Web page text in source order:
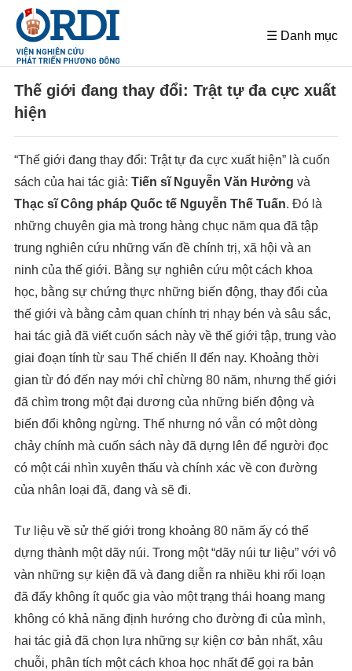
☰ Danh mục
Thế giới đang thay đổi: Trật tự đa cực xuất
hiện
“Thế giới đang thay đổi: Trật tự đa cực xuất hiện” là cuốn
sách của hai tác giả: Tiến sĩ Nguyễn Văn Hưởng và
Thạc sĩ Công pháp Quốc tế Nguyễn Thế Tuấn. Đó là
những chuyên gia mà trong hàng chục năm qua đã tập
trung nghiên cứu những vấn đề chính trị, xã hội và an
ninh của thế giới. Bằng sự nghiên cứu một cách khoa
học, bằng sự chứng thực những biến động, thay đổi của
thế giới và bằng cảm quan chính trị nhạy bén và sâu sắc,
hai tác giả đã viết cuốn sách này về thế giới tập, trung vào
giai đoạn tính từ sau Thế chiến II đến nay. Khoảng thời
gian từ đó đến nay mới chỉ chừng 80 năm, nhưng thế giới
đã chìm trong một đại dương của những biến động và
biến đổi không ngừng. Thế nhưng nó vẫn có một dòng
chảy chính mà cuốn sách này đã dựng lên để người đọc
có một cái nhìn xuyên thấu và chính xác về con đường
của nhân loại đã, đang và sẽ đi.
Tư liệu về sử thế giới trong khoảng 80 năm ấy có thể
dựng thành một dãy núi. Trong một “dãy núi tư liệu” với vô
vàn những sự kiện đã và đang diễn ra nhiều khi rối loạn
đã đẩy không ít quốc gia vào một trạng thái hoang mang
không có khả năng định hướng cho đường đi của mình,
hai tác giả đã chọn lựa những sự kiện cơ bản nhất, xâu
chuỗi, phân tích một cách khoa học nhất để gọi ra bản